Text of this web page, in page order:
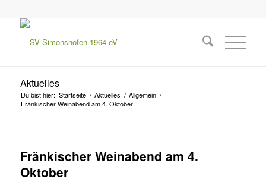
Aktuelles
Du bist hier: Startseite / Aktuelles / Allgemein /
Fränkischer Weinabend am 4. Oktober
Fränkischer Weinabend am 4.
Oktober